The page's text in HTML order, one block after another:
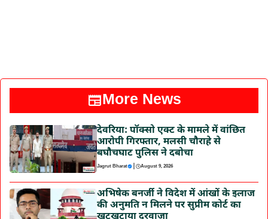
More News
देवरिया: पॉक्सो एक्ट के मामले में वांछित
आरोपी गिरफ्तार, मलसी चौराहे से
बघौचघाट पुलिस ने दबोचा
Jagrut Bharat | August 9, 2026
अभिषेक बनर्जी ने विदेश में आंखों के इलाज
की अनुमति न मिलने पर सुप्रीम कोर्ट का